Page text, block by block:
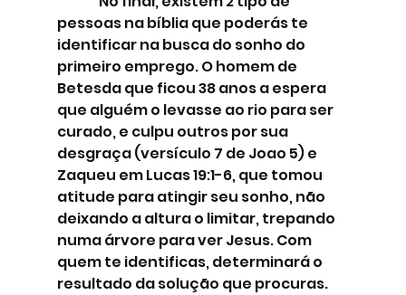
pessoas na bíblia que poderás te
identificar na busca do sonho do
primeiro emprego. O homem de
Betesda que ficou 38 anos a espera
que alguém o levasse ao rio para ser
curado, e culpu outros por sua
desgraça (versículo 7 de Joao 5) e
Zaqueu em Lucas 19:1-6, que tomou
atitude para atingir seu sonho, não
deixando a altura o limitar, trepando
numa árvore para ver Jesus. Com
quem te identificas, determinará o
resultado da solução que procuras.